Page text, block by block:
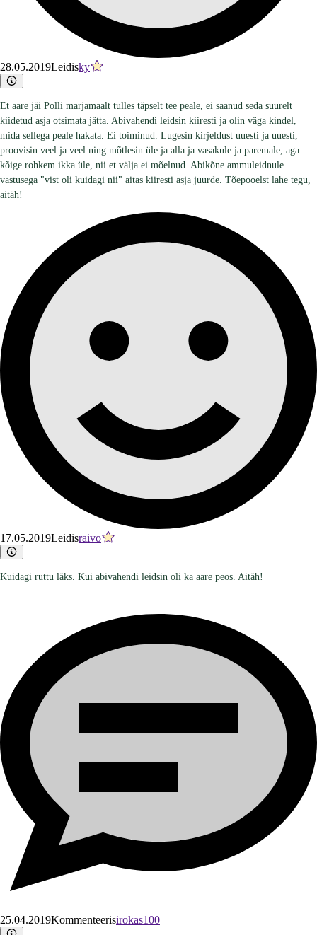
28.05.2019Leidisky
Et aare jäi Polli marjamaalt tulles täpselt tee peale, ei saanud seda suurelt
kiidetud asja otsimata jätta. Abivahendi leidsin kiiresti ja olin väga kindel,
mida sellega peale hakata. Ei toiminud. Lugesin kirjeldust uuesti ja uuesti,
proovisin veel ja veel ning mõtlesin üle ja alla ja vasakule ja paremale, aga
kõige rohkem ikka üle, nii et välja ei mõelnud. Abikõne ammuleidnule
vastusega "vist oli kuidagi nii" aitas kiiresti asja juurde. Tõepooelst lahe tegu,
aitäh!
17.05.2019Leidisraivo
Kuidagi ruttu läks. Kui abivahendi leidsin oli ka aare peos. Aitäh!
25.04.2019Kommenteerisirokas100